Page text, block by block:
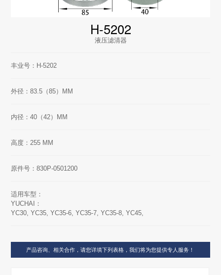
H-5202
液压滤清器
丰业号：H-5202
外径：83.5（85）MM
内径：40（42）MM
高度：255 MM
原件号：830P-0501200
适用车型：
YUCHAI：
YC30, YC35, YC35-6, YC35-7, YC35-8, YC45,
产品咨询、相关合作，请您详填下列表格，我们将为您提供专人服务！